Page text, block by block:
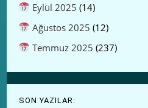
Eylül 2025 (14)
Ağustos 2025 (12)
Temmuz 2025 (237)
SON YAZILAR: